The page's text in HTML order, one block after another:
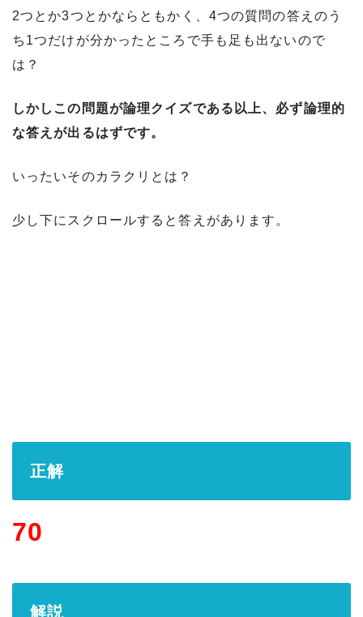
2つとか3つとかならともかく、4つの質問の答えのう
ち1つだけが分かったところで手も足も出ないので
は？
しかしこの問題が論理クイズである以上、必ず論理的
な答えが出るはずです。
いったいそのカラクリとは？
少し下にスクロールすると答えがあります。
正解
70
解説